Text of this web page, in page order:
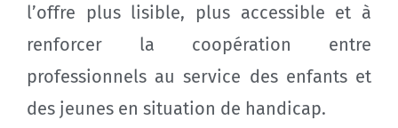
l’offre plus lisible, plus accessible et à
renforcer la coopération entre
professionnels au service des enfants et
des jeunes en situation de handicap.